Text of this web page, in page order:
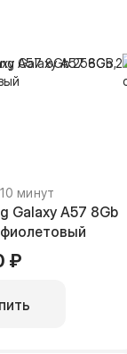
минут
Galaxy A57 8Gb
₽